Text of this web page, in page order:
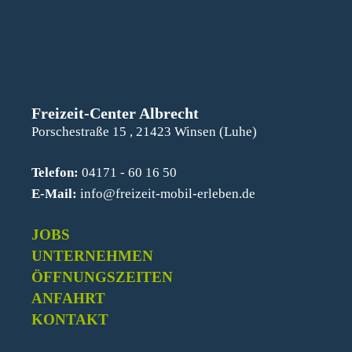
Freizeit-Center Albrecht
Porschestraße 15 , 21423 Winsen (Luhe)
Telefon: 04171 - 60 16 50
E-Mail: info@freizeit-mobil-erleben.de
JOBS
UNTERNEHMEN
ÖFFNUNGSZEITEN
ANFAHRT
KONTAKT